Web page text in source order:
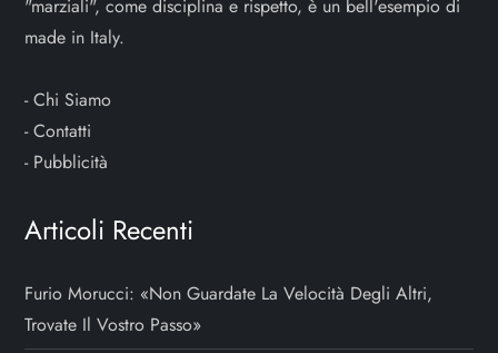
"marziali", come disciplina e rispetto, è un bell'esempio di
made in Italy.
-Chi Siamo
-Contatti
- Pubblicità
Articoli Recenti
Furio Morucci: «Non Guardate La Velocità Degli Altri,
Trovate Il Vostro Passo»